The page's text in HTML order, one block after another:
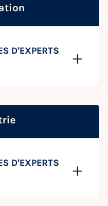
D'EXPERTS
D'EXPERTS